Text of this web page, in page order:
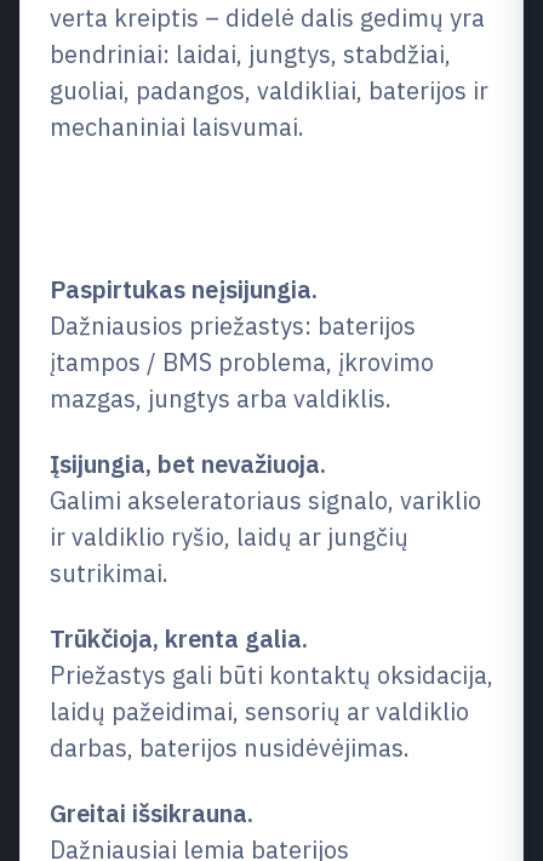
verta kreiptis – didelė dalis gedimų yra
bendriniai: laidai, jungtys, stabdžiai,
guoliai, padangos, valdikliai, baterijos ir
mechaniniai laisvumai.
Paspirtukas neįsijungia.
Dažniausios priežastys: baterijos
įtampos / BMS problema, įkrovimo
mazgas, jungtys arba valdiklis.
Įsijungia, bet nevažiuoja.
Galimi akseleratoriaus signalo, variklio
ir valdiklio ryšio, laidų ar jungčių
sutrikimai.
Trūkčioja, krenta galia.
Priežastys gali būti kontaktų oksidacija,
laidų pažeidimai, sensorių ar valdiklio
darbas, baterijos nusidėvėjimas.
Greitai išsikrauna.
Dažniausiai lemia baterijos